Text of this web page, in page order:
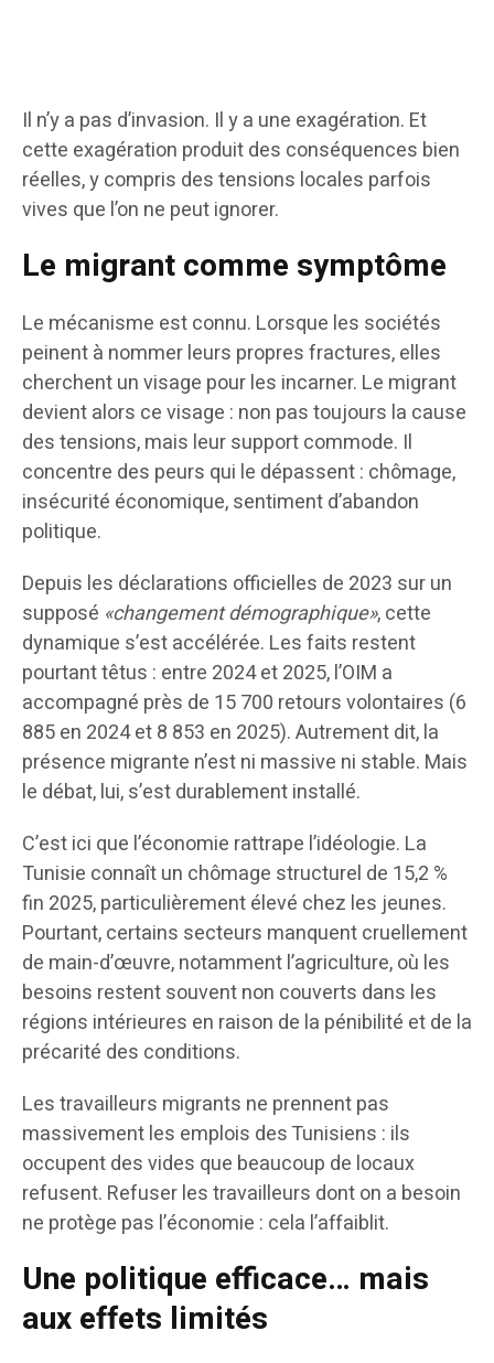
Il n’y a pas d’invasion. Il y a une exagération. Et
cette exagération produit des conséquences bien
réelles, y compris des tensions locales parfois
vives que l’on ne peut ignorer.
Le migrant comme symptôme
Le mécanisme est connu. Lorsque les sociétés
peinent à nommer leurs propres fractures, elles
cherchent un visage pour les incarner. Le migrant
devient alors ce visage : non pas toujours la cause
des tensions, mais leur support commode. Il
concentre des peurs qui le dépassent : chômage,
insécurité économique, sentiment d’abandon
politique.
Depuis les déclarations officielles de 2023 sur un
supposé «changement démographique», cette
dynamique s’est accélérée. Les faits restent
pourtant têtus : entre 2024 et 2025, l’OIM a
accompagné près de 15 700 retours volontaires (6
885 en 2024 et 8 853 en 2025). Autrement dit, la
présence migrante n’est ni massive ni stable. Mais
le débat, lui, s’est durablement installé.
C’est ici que l’économie rattrape l’idéologie. La
Tunisie connaît un chômage structurel de 15,2 %
fin 2025, particulièrement élevé chez les jeunes.
Pourtant, certains secteurs manquent cruellement
de main-d’œuvre, notamment l’agriculture, où les
besoins restent souvent non couverts dans les
régions intérieures en raison de la pénibilité et de la
précarité des conditions.
Les travailleurs migrants ne prennent pas
massivement les emplois des Tunisiens : ils
occupent des vides que beaucoup de locaux
refusent. Refuser les travailleurs dont on a besoin
ne protège pas l’économie : cela l’affaiblit.
Une politique efficace… mais
aux effets limités